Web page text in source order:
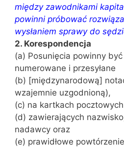
między zawodnikami
powinni próbować
wysłaniem sprawy do
2. Korespondencja
(a) Posunięcia powinny
numerowane i przesyłane
(b) [międzynarodową]
wzajemnie uzgodnioną),
(c) na kartkach
(d) zawierających
nadawcy oraz
(e) prawidłowe